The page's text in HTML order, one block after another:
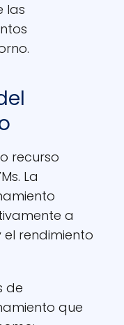
las
recurso
La
a
rendimiento
de
que